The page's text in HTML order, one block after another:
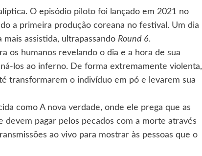
O episódio piloto foi lançado em 2021 no
a primeira produção coreana no festival. Um dia
mais assistida, ultrapassando Round 6.
os humanos revelando o dia e a hora de sua
los ao inferno. De forma extremamente violenta,
transformarem o indivíduo em pó e levarem sua
como A nova verdade, onde ele prega que as
devem pagar pelos pecados com a morte através
ao vivo para mostrar às pessoas que o